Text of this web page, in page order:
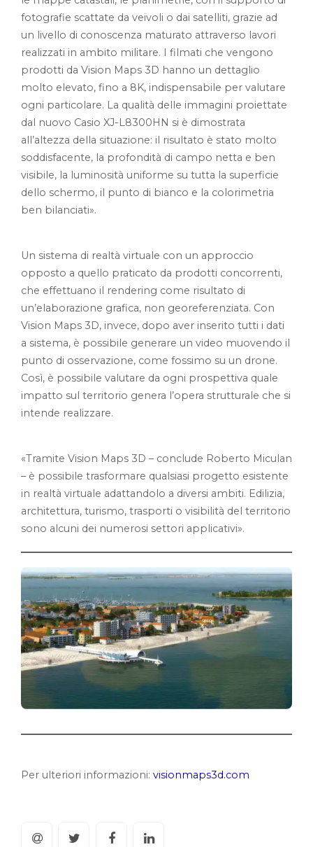
fotografie scattate da veivoli o dai satelliti, grazie ad
un livello di conoscenza maturato attraverso lavori
realizzati in ambito militare. I filmati che vengono
prodotti da Vision Maps 3D hanno un dettaglio
molto elevato, fino a 8K, indispensabile per valutare
ogni particolare. La qualità delle immagini proiettate
dal nuovo Casio XJ-L8300HN si è dimostrata
all’altezza della situazione: il risultato è stato molto
soddisfacente, la profondità di campo netta e ben
visibile, la luminosità uniforme su tutta la superficie
dello schermo, il punto di bianco e la colorimetria
ben bilanciati».
Un sistema di realtà virtuale con un approccio
opposto a quello praticato da prodotti concorrenti,
che effettuano il rendering come risultato di
un’elaborazione grafica, non georeferenziata. Con
Vision Maps 3D, invece, dopo aver inserito tutti i dati
a sistema, è possibile generare un video muovendo il
punto di osservazione, come fossimo su un drone.
Così, è possibile valutare da ogni prospettiva quale
impatto sul territorio genera l’opera strutturale che si
intende realizzare.
«Tramite Vision Maps 3D – conclude Roberto Miculan
– è possibile trasformare qualsiasi progetto esistente
in realtà virtuale adattandolo a diversi ambiti. Edilizia,
architettura, turismo, trasporti o visibilità del territorio
sono alcuni dei numerosi settori applicativi».
Per ulteriori informazioni: visionmaps3d.com